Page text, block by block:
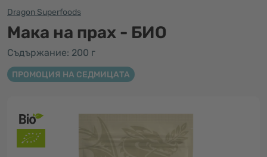
Dragon Superfoods
Мака на прах - БИО
Съдържание: 200 г
ПРОМОЦИЯ НА СЕДМИЦАТА